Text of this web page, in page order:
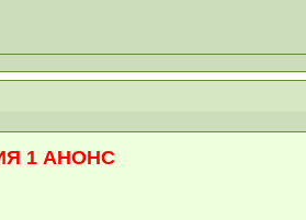
1 АНОНС